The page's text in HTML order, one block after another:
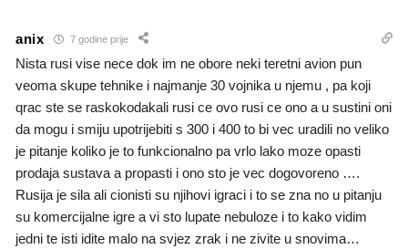
anix 7 godine prije
Nista rusi vise nece dok im ne obore neki teretni avion pun
veoma skupe tehnike i najmanje 30 vojnika u njemu , pa koji
qrac ste se raskokodakali rusi ce ovo rusi ce ono a u sustini oni
da mogu i smiju upotrijebiti s 300 i 400 to bi vec uradili no veliko
je pitanje koliko je to funkcionalno pa vrlo lako moze opasti
prodaja sustava a propasti i ono sto je vec dogovoreno ….
Rusija je sila ali cionisti su njihovi igraci i to se zna no u pitanju
su komercijalne igre a vi sto lupate nebuloze i to kako vidim
jedni te isti idite malo na svjez zrak i ne zivite u snovima…